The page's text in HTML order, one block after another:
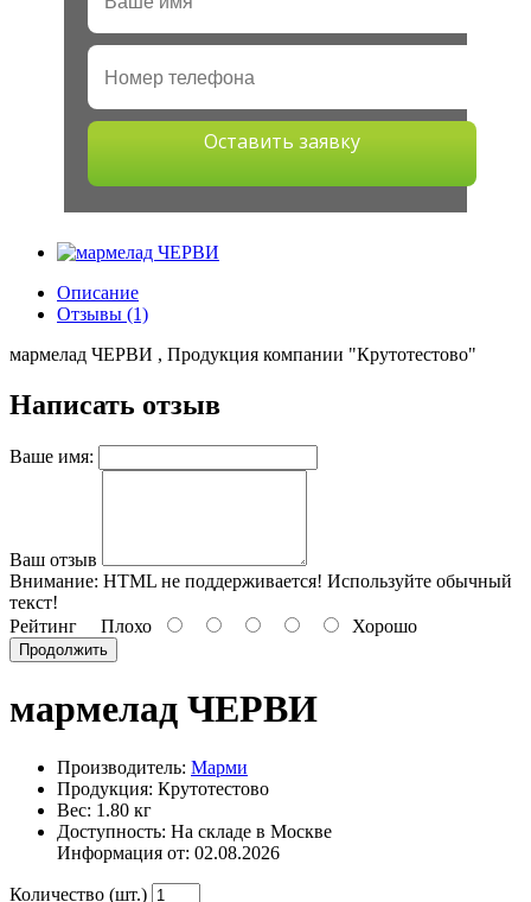
Оставить заявку
Описание
Отзывы (1)
мармелад ЧЕРВИ , Продукция компании "Крутотестово"
Написать отзыв
Ваше имя:
Ваш отзыв
Внимание: HTML не поддерживается! Используйте обычный
текст!
Рейтинг Плохо Хорошо
Продолжить
мармелад ЧЕРВИ
Производитель: Марми
Продукция: Крутотестово
Вес: 1.80 кг
Доступность: На складе в Москве
Информация от: 02.08.2026
Количество (шт.)